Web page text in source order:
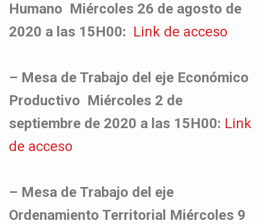
Humano Miércoles 26 de agosto de
2020 a las 15H00: Link de acceso
– Mesa de Trabajo del eje Económico
Productivo Miércoles 2 de
septiembre de 2020 a las 15H00: Link
de acceso
– Mesa de Trabajo del eje
Ordenamiento Territorial Miércoles 9